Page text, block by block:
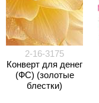
2-16-3175
Конверт для денег
(ФС) (золотые
блестки)